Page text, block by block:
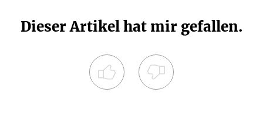
Dieser Artikel hat mir gefallen.